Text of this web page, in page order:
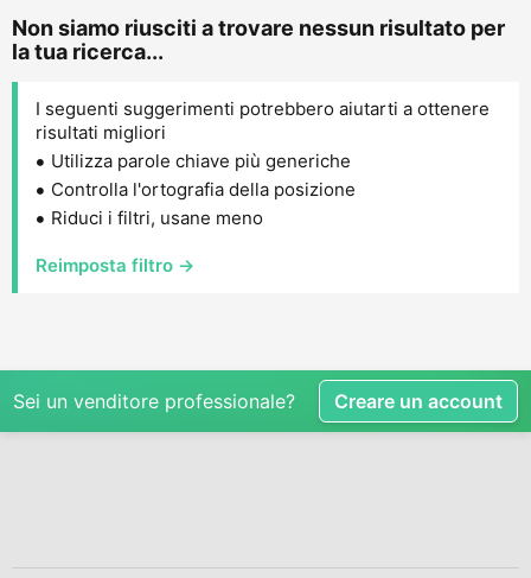
Non siamo riusciti a trovare nessun risultato per
la tua ricerca...
I seguenti suggerimenti potrebbero aiutarti a ottenere
risultati migliori
Utilizza parole chiave più generiche
Controlla l'ortografia della posizione
Riduci i filtri, usane meno
Reimposta filtro →
Sei un venditore professionale? Creare un account